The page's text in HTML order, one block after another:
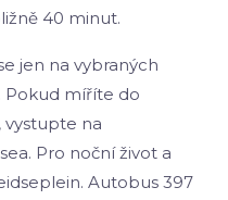
40 minut.
jen na vybraných
Pokud míříte do
vystupte na
Pro noční život a
Autobus 397